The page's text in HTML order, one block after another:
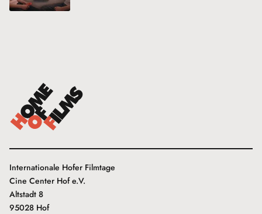
Internationale Hofer Filmtage
Cine Center Hof e.V.
Altstadt 8
95028 Hof